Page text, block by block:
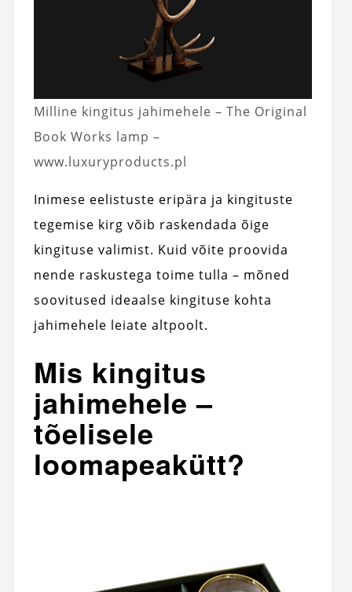
Milline kingitus jahimehele – The Original
Book Works lamp –
www.luxuryproducts.pl
Inimese eelistuste eripära ja kingituste
tegemise kirg võib raskendada õige
kingituse valimist. Kuid võite proovida
nende raskustega toime tulla – mõned
soovitused ideaalse kingituse kohta
jahimehele leiate altpoolt.
Mis kingitus
jahimehele –
tõelisele
loomapeakütt?